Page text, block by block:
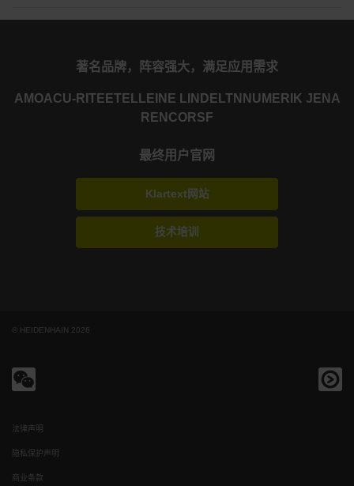
著名品牌，阵容强大，满足应用需求
AMOACU-RITE ETEL LEINE LINDE LTN NUMERIK JENA
RENCORSF
最终用户官网
Klartext网站
技术培训
© HEIDENHAIN 2026
法律声明
隐私保护声明
商业条款